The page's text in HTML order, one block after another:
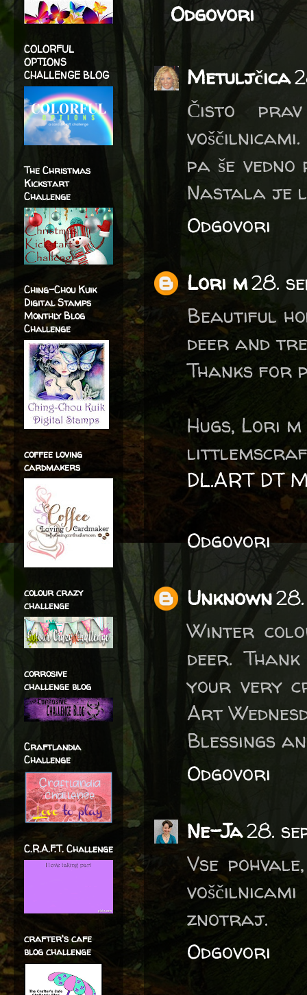
Odgovori
Metuljčica
Čisto
pa še
Nastala je
Odgovori
Lori m28.
Beautiful
deer and
Thanks for
Hugs, Lori m
DL.ART DT
Odgovori
Unknown
Winter
deer.
your very
Art
Blessings
Odgovori
Ne-Ja28.
Vse
znotraj.
Odgovori
COLORFUL
OPTIONS
CHALLENGE BLOG
The Christmas
Kickstart
Challenge
Ching-Chou Kuik
Digital Stamps
Monthly Blog
Challenge
coffee loving
cardmakers
colour crazy
challenge
corrosive
challenge blog
Craftlandia
Challenge
C.R.A.F.T. Challenge
crafter's cafe
blog challenge